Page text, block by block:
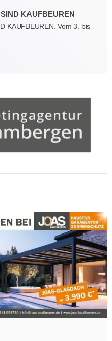
KAUFBEUREN
KAUFBEUREN. Vom 3. bis